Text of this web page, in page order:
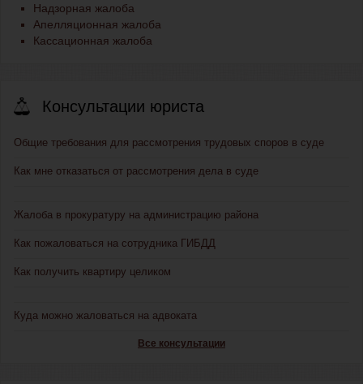
Надзорная жалоба
Апелляционная жалоба
Кассационная жалоба
Консультации юриста
Общие требования для рассмотрения трудовых споров в суде
Как мне отказаться от рассмотрения дела в суде
Жалоба в прокуратуру на администрацию района
Как пожаловаться на сотрудника ГИБДД
Как получить квартиру целиком
Куда можно жаловаться на адвоката
Все консультации